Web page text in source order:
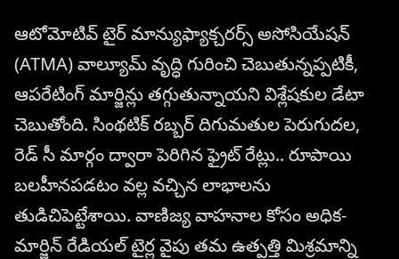
ఆటోమోటివ్ టైర్ మాన్యుఫ్యాక్చరర్స్ అసోసియేషన్
(ATMA) వాల్యూమ్ వృద్ధి గురించి చెబుతున్నప్పటికీ,
ఆపరేటింగ్ మార్జిన్లు తగ్గుతున్నాయని విశ్లేషకుల డేటా
చెబుతోంది. సింథటిక్ రబ్బర్ దిగుమతుల పెరుగుదల,
రెడ్ సీ మార్గం ద్వారా పెరిగిన ఫ్రైట్ రేట్లు.. రూపాయి
బలహీనపడటం వల్ల వచ్చిన లాభాలను
తుడిచిపెట్టేశాయి. వాణిజ్య వాహనాల కోసం అధిక-
మార్జిన్ రేడియల్ టైర్ల వైపు తమ ఉత్పత్తి మిశ్రమాన్ని